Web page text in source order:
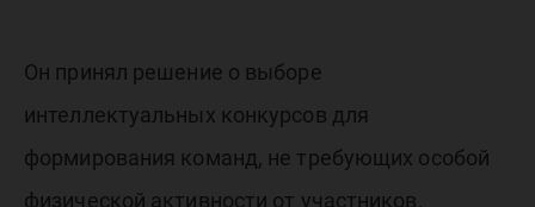
Он принял решение о выборе
интеллектуальных конкурсов для
формирования команд, не требующих особой
физической активности от участников.